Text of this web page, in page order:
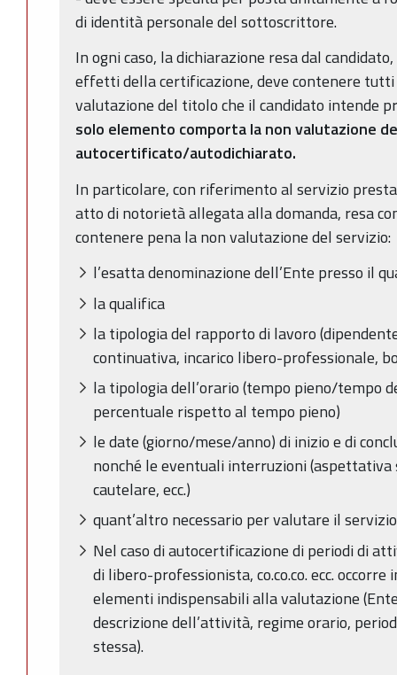
di identità personale del sottoscrittore.
In ogni caso, la dichiarazione resa dal
effetti della certificazione, deve contenere
valutazione del titolo che il candidato intende
solo elemento comporta la non valutazione
autocertificato/autodichiarato.
In particolare, con riferimento al servizio
atto di notorietà allegata alla domanda, resa
contenere pena la non valutazione del servizio:
l’esatta denominazione dell’Ente presso il
la qualifica
la tipologia del rapporto di lavoro
continuativa, incarico libero-professionale,
la tipologia dell’orario (tempo pieno/
percentuale rispetto al tempo pieno)
le date (giorno/mese/anno) di inizio e di
nonché le eventuali interruzioni (aspettativa
cautelare, ecc.)
quant’altro necessario per valutare il
Nel caso di autocertificazione di periodi di
di libero-professionista, co.co.co. ecc.
elementi indispensabili alla valutazione
descrizione dell’attività, regime orario,
stessa).